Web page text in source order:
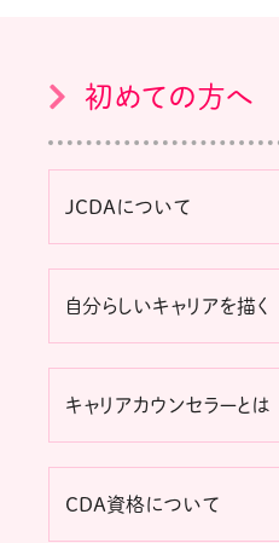
初めての方へ
JCDAについて
自分らしいキャリアを描く
キャリアカウンセラーとは
CDA資格について